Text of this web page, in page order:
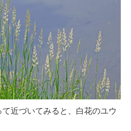
近づいてみると、白花のユウ